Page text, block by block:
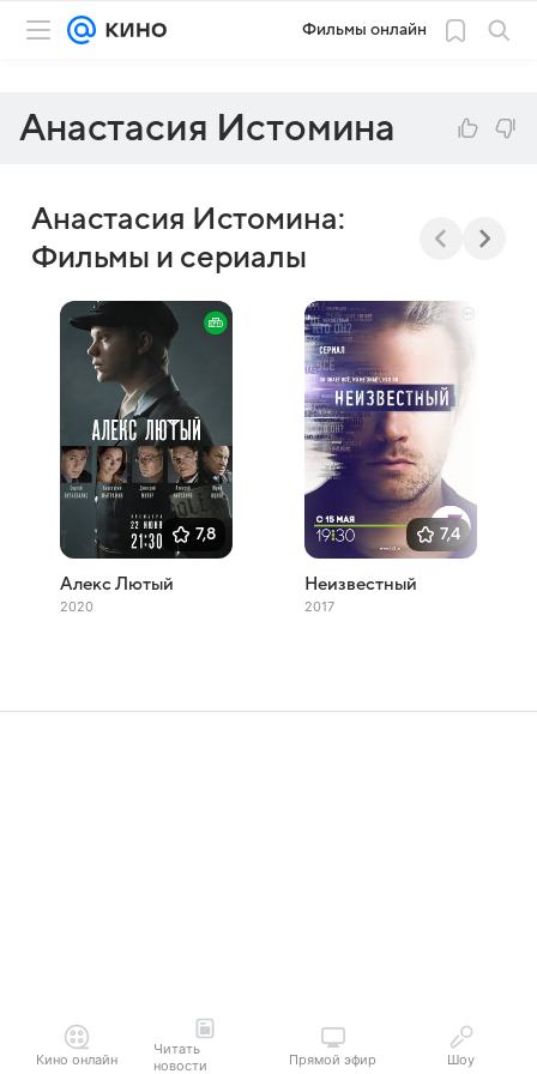
Фильмы онлайн
Анастасия Истомина
Анастасия Истомина:
Фильмы и сериалы
7,8
Алекс Лютый
2020
7,4
Неизвестный
2017
Кино онлайн
Читать
новости
Прямой эфир Шоу